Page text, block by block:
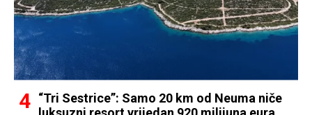
“Tri Sestrice”: Samo 20 km od Neuma niče